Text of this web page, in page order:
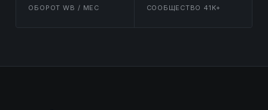
ОБОРОТ WB / МЕС СООБЩЕСТВО 41K+